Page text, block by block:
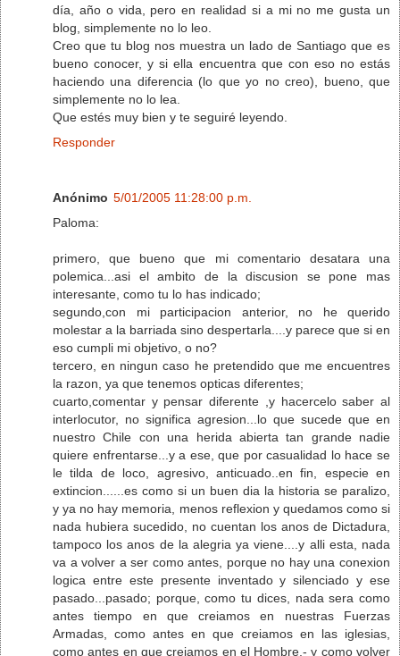
día, año o vida, pero en realidad si a mi no me gusta un
blog, simplemente no lo leo.
Creo que tu blog nos muestra un lado de Santiago que es
bueno conocer, y si ella encuentra que con eso no estás
haciendo una diferencia (lo que yo no creo), bueno, que
simplemente no lo lea.
Que estés muy bien y te seguiré leyendo.
Responder
Anónimo 5/01/2005 11:28:00 p.m.
Paloma:
primero, que bueno que mi comentario desatara una
polemica...asi el ambito de la discusion se pone mas
interesante, como tu lo has indicado;
segundo,con mi participacion anterior, no he querido
molestar a la barriada sino despertarla....y parece que si en
eso cumpli mi objetivo, o no?
tercero, en ningun caso he pretendido que me encuentres
la razon, ya que tenemos opticas diferentes;
cuarto,comentar y pensar diferente ,y hacercelo saber al
interlocutor, no significa agresion...lo que sucede que en
nuestro Chile con una herida abierta tan grande nadie
quiere enfrentarse...y a ese, que por casualidad lo hace se
le tilda de loco, agresivo, anticuado..en fin, especie en
extincion......es como si un buen dia la historia se paralizo,
y ya no hay memoria, menos reflexion y quedamos como si
nada hubiera sucedido, no cuentan los anos de Dictadura,
tampoco los anos de la alegria ya viene....y alli esta, nada
va a volver a ser como antes, porque no hay una conexion
logica entre este presente inventado y silenciado y ese
pasado...pasado; porque, como tu dices, nada sera como
antes tiempo en que creiamos en nuestras Fuerzas
Armadas, como antes en que creiamos en las iglesias,
como antes en que creiamos en el Hombre,- y como volver